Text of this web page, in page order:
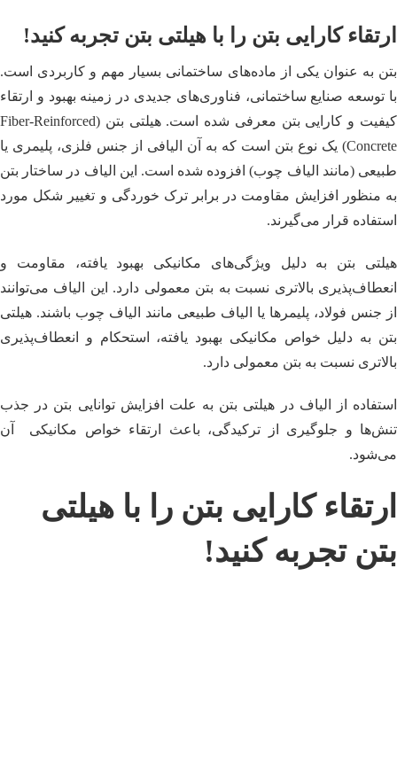
ارتقاء کارایی بتن را با هیلتی بتن تجربه کنید!
بتن به عنوان یکی از ماده‌های ساختمانی بسیار مهم و کاربردی است.
با توسعه صنایع ساختمانی، فناوری‌های جدیدی در زمینه بهبود و ارتقاء
کیفیت و کارایی بتن معرفی شده است. هیلتی بتن (Fiber-Reinforced
Concrete) یک نوع بتن است که به آن الیافی از جنس فلزی، پلیمری یا
طبیعی (مانند الیاف چوب) افزوده شده است. این الیاف در ساختار بتن
به منظور افزایش مقاومت در برابر ترک خوردگی و تغییر شکل مورد
استفاده قرار می‌گیرند.
هیلتی بتن به دلیل ویژگی‌های مکانیکی بهبود یافته، مقاومت و
انعطاف‌پذیری بالاتری نسبت به بتن معمولی دارد. این الیاف می‌توانند
از جنس فولاد، پلیمرها یا الیاف طبیعی مانند الیاف چوب باشند. هیلتی
بتن به دلیل خواص مکانیکی بهبود یافته، استحکام و انعطاف‌پذیری
بالاتری نسبت به بتن معمولی دارد.
استفاده از الیاف در هیلتی بتن به علت افزایش توانایی بتن در جذب
تنش‌ها و جلوگیری از ترکیدگی، باعث ارتقاء خواص مکانیکی آن
می‌شود.
ارتقاء کارایی بتن را با هیلتی
بتن تجربه کنید!